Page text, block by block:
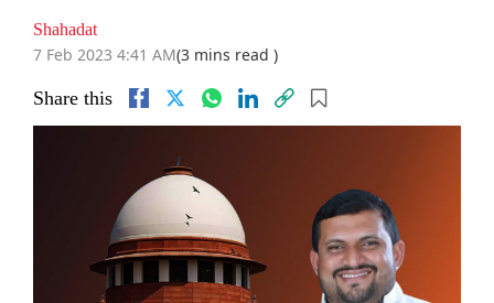
Shahadat
7 Feb 2023 4:41 AM(3 mins read )
Share this